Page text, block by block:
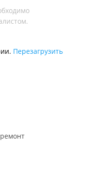
Перезагрузить